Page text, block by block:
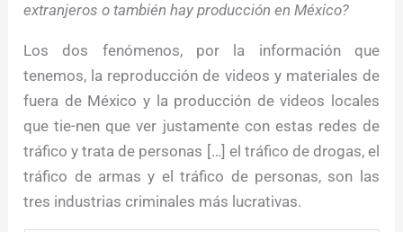
extranjeros o también hay producción en México?
Los dos fenómenos, por la información que
tenemos, la reproducción de videos y materiales de
fuera de México y la producción de videos locales
que tie-nen que ver justamente con estas redes de
tráfico y trata de personas […] el tráfico de drogas, el
tráfico de armas y el tráfico de personas, son las
tres industrias criminales más lucrativas.